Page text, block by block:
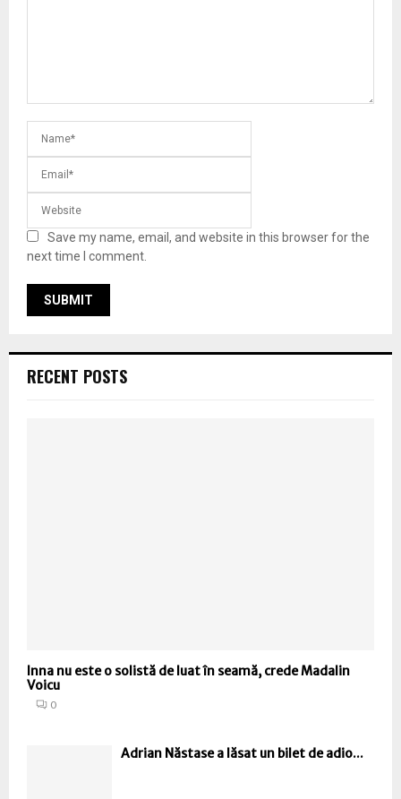
Save my name, email, and website in this browser for the
next time I comment.
RECENT POSTS
Inna nu este o solistă de luat în seamă, crede Madalin
Voicu
0
Adrian Năstase a lăsat un bilet de adio...